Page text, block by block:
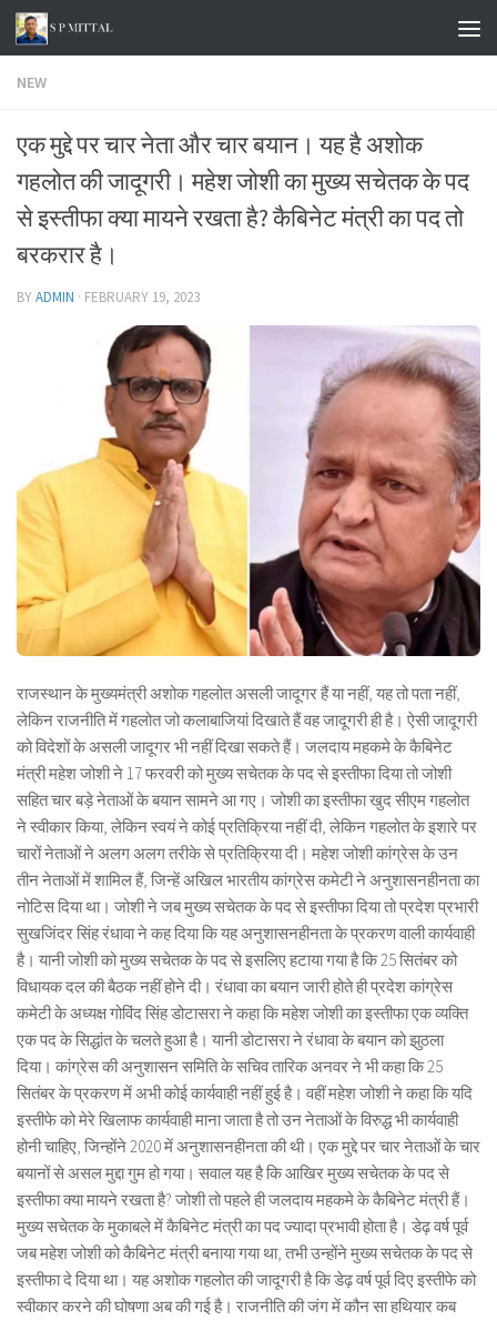
Skip to content
NEW
एक मुद्दे पर चार नेता और चार बयान। यह है अशोक
गहलोत की जादूगरी। महेश जोशी का मुख्य सचेतक के पद
से इस्तीफा क्या मायने रखता है? कैबिनेट मंत्री का पद तो
बरकरार है।
BYADMIN · FEBRUARY 19, 2023
राजस्थान के मुख्यमंत्री अशोक गहलोत असली जादूगर हैं या नहीं, यह तो पता नहीं,
लेकिन राजनीति में गहलोत जो कलाबाजियां दिखाते हैं वह जादूगरी ही है। ऐसी जादूगरी
को विदेशों के असली जादूगर भी नहीं दिखा सकते हैं। जलदाय महकमे के कैबिनेट
मंत्री महेश जोशी ने 17 फरवरी को मुख्य सचेतक के पद से इस्तीफा दिया तो जोशी
सहित चार बड़े नेताओं के बयान सामने आ गए। जोशी का इस्तीफा खुद सीएम गहलोत
ने स्वीकार किया, लेकिन स्वयं ने कोई प्रतिक्रिया नहीं दी, लेकिन गहलोत के इशारे पर
चारों नेताओं ने अलग अलग तरीके से प्रतिक्रिया दी। महेश जोशी कांग्रेस के उन
तीन नेताओं में शामिल हैं, जिन्हें अखिल भारतीय कांग्रेस कमेटी ने अनुशासनहीनता का
नोटिस दिया था। जोशी ने जब मुख्य सचेतक के पद से इस्तीफा दिया तो प्रदेश प्रभारी
सुखजिंदर सिंह रंधावा ने कह दिया कि यह अनुशासनहीनता के प्रकरण वाली कार्यवाही
है। यानी जोशी को मुख्य सचेतक के पद से इसलिए हटाया गया है कि 25 सितंबर को
विधायक दल की बैठक नहीं होने दी। रंधावा का बयान जारी होते ही प्रदेश कांग्रेस
कमेटी के अध्यक्ष गोविंद सिंह डोटासरा ने कहा कि महेश जोशी का इस्तीफा एक व्यक्ति
एक पद के सिद्धांत के चलते हुआ है। यानी डोटासरा ने रंधावा के बयान को झुठला
दिया। कांग्रेस की अनुशासन समिति के सचिव तारिक अनवर ने भी कहा कि 25
सितंबर के प्रकरण में अभी कोई कार्यवाही नहीं हुई है। वहीं महेश जोशी ने कहा कि यदि
इस्तीफे को मेरे खिलाफ कार्यवाही माना जाता है तो उन नेताओं के विरुद्ध भी कार्यवाही
होनी चाहिए, जिन्होंने 2020 में अनुशासनहीनता की थी। एक मुद्दे पर चार नेताओं के चार
बयानों से असल मुद्दा गुम हो गया। सवाल यह है कि आखिर मुख्य सचेतक के पद से
इस्तीफा क्या मायने रखता है? जोशी तो पहले ही जलदाय महकमे के कैबिनेट मंत्री हैं।
मुख्य सचेतक के मुकाबले में कैबिनेट मंत्री का पद ज्यादा प्रभावी होता है। डेढ़ वर्ष पूर्व
जब महेश जोशी को कैबिनेट मंत्री बनाया गया था, तभी उन्होंने मुख्य सचेतक के पद से
इस्तीफा दे दिया था। यह अशोक गहलोत की जादूगरी है कि डेढ़ वर्ष पूर्व दिए इस्तीफे को
स्वीकार करने की घोषणा अब की गई है। राजनीति की जंग में कौन सा हथियार कब